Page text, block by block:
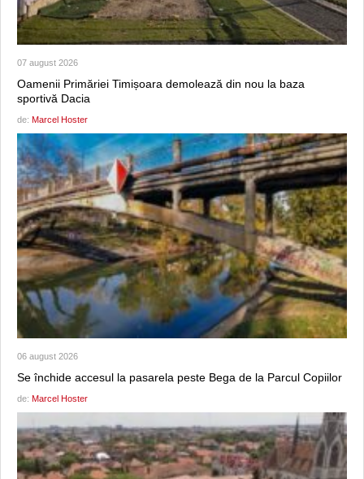
07 august 2026
Oamenii Primăriei Timișoara demolează din nou la baza
sportivă Dacia
de: Marcel Hoster
06 august 2026
Se închide accesul la pasarela peste Bega de la Parcul Copiilor
de: Marcel Hoster